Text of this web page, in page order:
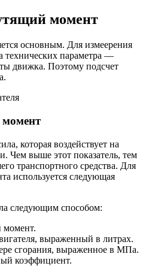
момент
основным. Для измеерения
технических параметра —
движка. Поэтому подсчет
которая воздействует на
Чем выше этот показатель, тем
транспортного средства. Для
используется следующая
следующим способом:
выраженный в литрах.
сгорания, выраженное в МПа.
коэффициент.